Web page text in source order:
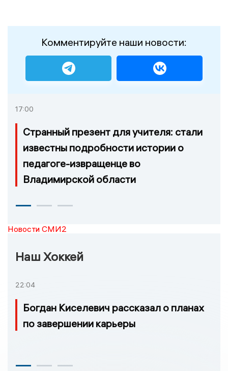
Комментируйте наши новости:
17:00
Странный презент для учителя: стали
известны подробности истории о
педагоге-извращенце во
Владимирской области
Новости СМИ2
Наш Хоккей
22:04
Богдан Киселевич рассказал о планах
по завершении карьеры